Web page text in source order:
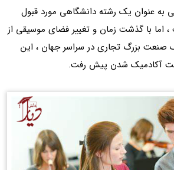
به عنوان یک رشته دانشگاهی مورد قبول
اما با گذشت زمان و تغییر فضای موسیقی از
بزرگ تجاری در سراسر جهان ، این
آکادمیک شدن پیش رفت.